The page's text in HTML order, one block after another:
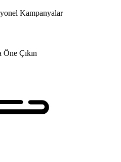
Kampanyalar
Çıkın